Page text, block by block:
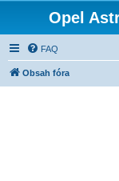
Opel
FAQ
Obsah fóra